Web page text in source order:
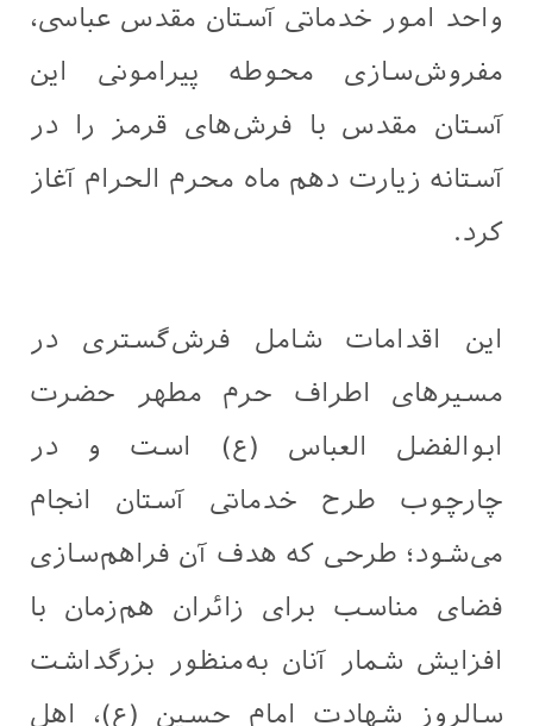
واحد امور خدماتی آستان مقدس عباسی،
مفروش‌سازی محوطه پیرامونی این
آستان مقدس با فرش‌های قرمز را در
آستانه زیارت دهم ماه محرم الحرام آغاز
کرد.
این اقدامات شامل فرش‌گستری در
مسیرهای اطراف حرم مطهر حضرت
ابوالفضل العباس (ع) است و در
چارچوب طرح خدماتی آستان انجام
می‌شود؛ طرحی که هدف آن فراهم‌سازی
فضای مناسب برای زائران هم‌زمان با
افزایش شمار آنان به‌منظور بزرگداشت
سالروز شهادت امام حسین (ع)، اهل‌